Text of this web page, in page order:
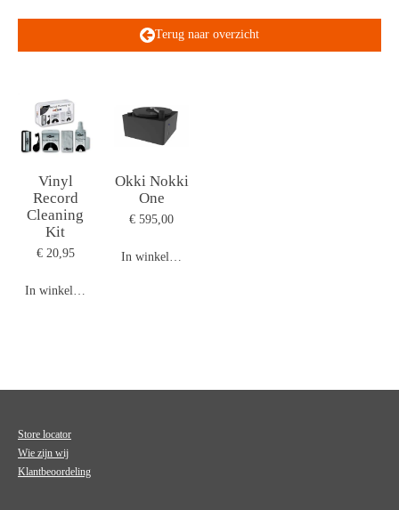
Terug naar overzicht
Vinyl
Record
Cleaning
Kit
€ 20,95
In winkelwagen
Okki Nokki
One
€ 595,00
In winkelwagen
Store locator
Wie zijn wij
Klantbeoordeling